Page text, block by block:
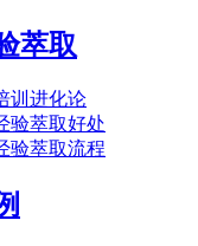
萃取
训进化论
验萃取好处
验萃取流程